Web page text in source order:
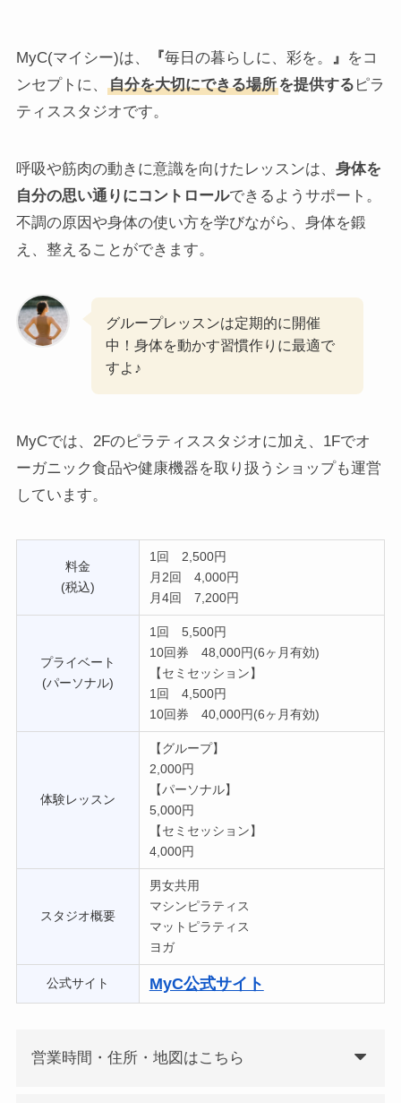
MyC(マイシー)は、 『毎日の暮らしに、彩を。 』 をコ
ンセプトに、
自分を大切にできる場所を提供する ピラ
ティススタジオです。
呼吸や筋肉の動きに意識を向けたレッスンは、 身体を
自分の思い通りにコントロールできるようサポート。
不調の原因や身体の使い方を学びながら、身体を鍛
え、整えることができます。
グループレッスンは定期的に開催
中！身体を動かす習慣作りに最適で
すよ♪
MyCでは、2Fのピラティススタジオに加え、1Fでオ
ーガニック食品や健康機器を取り扱うショップも運営
しています。
料金
(税込)
1回 2,500円
月2回 4,000円
月4回 7,200円
プライベート
(パーソナル)
1回 5,500円
10回券 48,000円(6ヶ月有効)
【セミセッション】
1回 4,500円
10回券 40,000円(6ヶ月有効)
体験レッスン
【グループ】
2,000円
【パーソナル】
5,000円
【セミセッション】
4,000円
スタジオ概要
男女共用
マシンピラティス
マットピラティス
ヨガ
公式サイト MyC公式サイト
営業時間・住所・地図はこちら